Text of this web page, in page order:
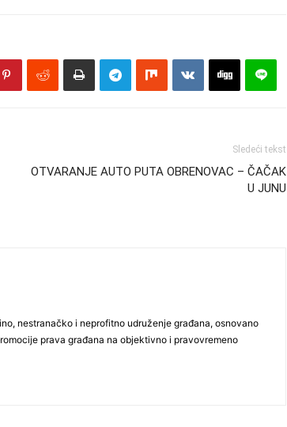
Sledeći tekst
OTVARANJE AUTO PUTA OBRENOVAC – ČAČAK
U JUNU
nestranačko i neprofitno udruženje građana, osnovano
prava građana na objektivno i pravovremeno